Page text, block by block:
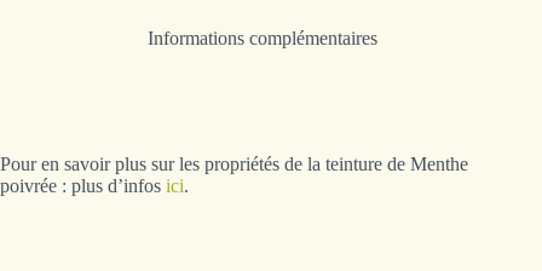
Informations complémentaires
Pour en savoir plus sur les propriétés de la teinture de Menthe
poivrée : plus d’infos ici.